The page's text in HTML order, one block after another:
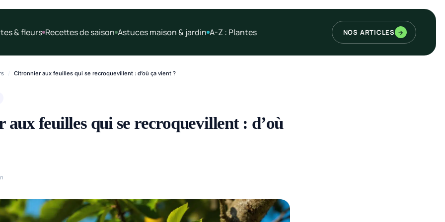
& fleurs Recettes de saison Astuces maison & jardin A-Z : Plantes NOS ARTICLES →
/ Citronnier aux feuilles qui se recroquevillent : d’où ça vient ?
feuilles qui se recroquevillent : d’où